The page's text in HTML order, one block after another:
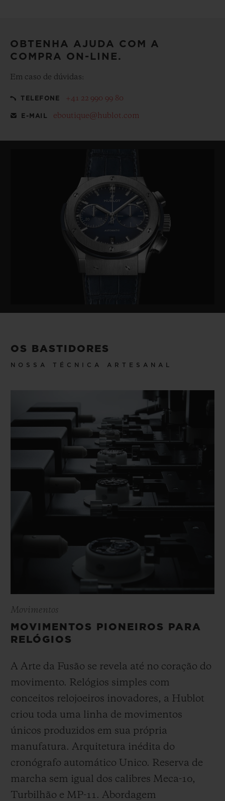
OBTENHA AJUDA COM A
COMPRA ON-LINE.
Em caso de dúvidas:
TELEFONE +41 22 990 99 80
E-MAIL eboutique@hublot.com
OS BASTIDORES
NOSSA TÉCNICA ARTESANAL
Movimentos
MOVIMENTOS PIONEIROS PARA
RELÓGIOS
A Arte da Fusão se revela até no coração do
movimento. Relógios simples com
conceitos relojoeiros inovadores, a Hublot
criou toda uma linha de movimentos
únicos produzidos em sua própria
manufatura. Arquitetura inédita do
cronógrafo automático Unico. Reserva de
marcha sem igual dos calibres Meca-10,
Turbilhão e MP-11. Abordagem